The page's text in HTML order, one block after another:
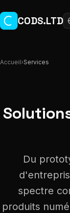
CODS.LTD
Accueil›Services
Du
spectre
produits